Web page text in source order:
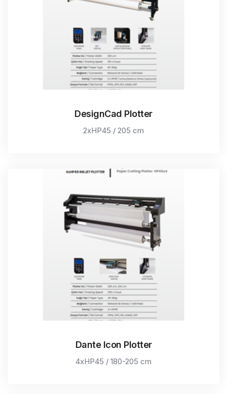
DesignCad Plotter
2xHP45 / 205 cm
Dante Icon Plotter
4xHP45 / 180-205 cm